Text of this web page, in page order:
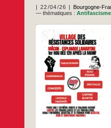
22/04/26
Bourgogne-
— thématiques :Antifascisme
Le 1er
LamartineAvec